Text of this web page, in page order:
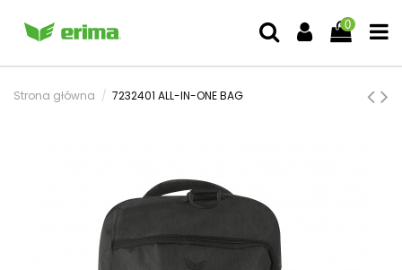
0
Strona główna 7232401 ALL-IN-ONE BAG